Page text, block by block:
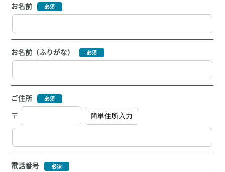
お名前
お名前（ふりがな）
ご住所
〒
電話番号